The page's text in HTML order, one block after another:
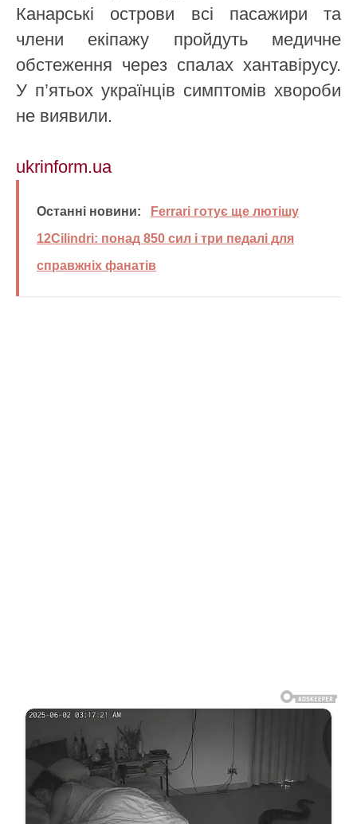
Канарські острови всі пасажири та
члени екіпажу пройдуть медичне
обстеження через спалах хантавірусу.
У п’ятьох українців симптомів хвороби
не виявили.
ukrinform.ua
Останні новини:
Ferrari готує ще лютішу
12Cilindri: понад 850 сил і три педалі для
справжніх фанатів